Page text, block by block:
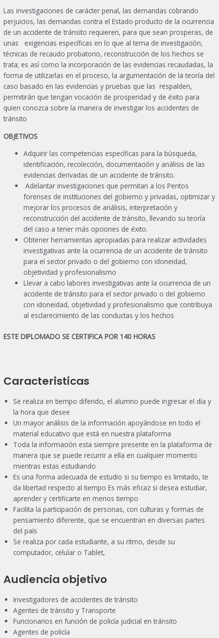
Las investigaciones de carácter penal, las demandas cobrando
perjuicios, las demandas contra el Estado producto de la ocurrencia
de un accidente de tránsito requieren, para que sean prosperas, de
unas exigencias específicas en lo que al tema de investigación,
técnicas de recaudo probatorio, reconstrucción de los hechos se
trata; es así como la incorporación de las evidencias recaudadas, la
forma de utilizarlas en el proceso, la argumentación de la teoría del
caso basado en las evidencias y pruebas que las respalden,
permitirán que tengan vocación de prosperidad y de éxito para
quien conozca sobre la manera de investigar los accidentes de
tránsito
OBJETIVOS
Adquirir las competencias específicas para la búsqueda,
identificación, recolección, documentación y análisis de las
evidencias derivadas de un accidente de tránsito.
Adelantar investigaciones que permitan a los Peritos
forenses de instituciones del gobierno y privadas, optimizar y
mejorar los procesos de análisis, interpretación y
reconstrucción del accidente de tránsito, llevando su teoría
del caso a tener más opciones de éxito.
Obtener herramientas apropiadas para realizar actividades
investigativas ante la ocurrencia de un accidente de tránsito
para el sector privado o del gobierno con idoneidad,
objetividad y profesionalismo
Llevar a cabo labores investigativas ante la ocurrencia de un
accidente de tránsito para el sector privado o del gobierno
con idoneidad, objetividad y profesionalismo que contribuya
al esclarecimiento de las conductas y los hechos
ESTE DIPLOMADO SE CERTIFICA POR 140 HORAS
Caracteristicas
Se realiza en tiempo diferido, el alumno puede ingresar el día y
la hora que desee
Un mayor análisis de la información apoyándose en todo el
material educativo que está en nuestra plataforma
Toda la información esta siempre presente en la plataforma de
manera que se puede recurrir a ella en cualquier momento
mientras estas estudiando
Es una forma adecuada de estudio si su tiempo es limitado, te
da libertad respecto al tiempo Es más eficaz si desea estudiar,
aprender y certificarte en menos tiempo
Facilita la participación de personas, con culturas y formas de
pensamiento diferente, que se encuentran en diversas partes
del país
Se realiza por cada estudiante, a su ritmo, desde su
computador, celular o Tablet,
Audiencia objetivo
Investigadores de accidentes de tránsito
Agentes de tránsito y Transporte
Funcionarios en función de policía judicial en tránsito
Agentes de policía